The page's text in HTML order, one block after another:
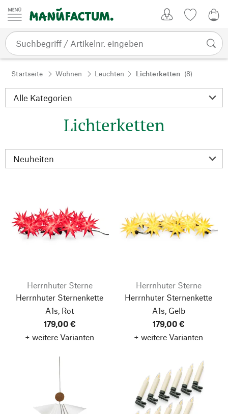
Zum Inhalt springen
Startseite Wohnen Leuchten Lichterketten (8)
Lichterketten
Herrnhuter Sterne
Herrnhuter Sternenkette
A1s, Rot
179,00 €
+ weitere Varianten
Herrnhuter Sterne
Herrnhuter Sternenkette
A1s, Gelb
179,00 €
+ weitere Varianten